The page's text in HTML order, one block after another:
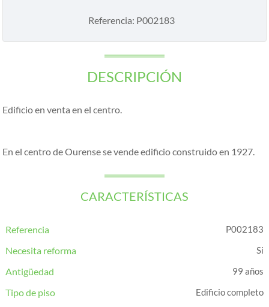
Referencia: P002183
DESCRIPCIÓN
Edificio en venta en el centro.
En el centro de Ourense se vende edificio construido en 1927.
CARACTERÍSTICAS
Referencia P002183
Necesita reforma
Antigüedad
99 años
Tipo de piso Edificio completo